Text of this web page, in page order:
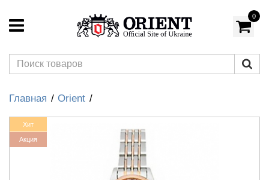
0
Главная Orient
Хит
Акция